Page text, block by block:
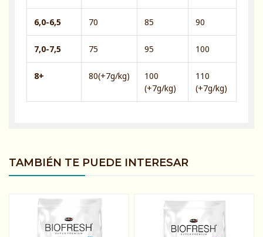
6,0-6,5 70 85 90
7,0-7,5 75 95 100
8+ 80(+7g/kg)
100
(+7g/kg)
110
(+7g/kg)
TAMBIÉN TE PUEDE INTERESAR